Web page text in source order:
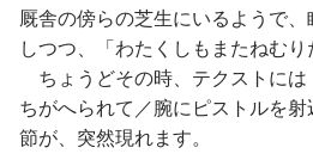
厩舎の傍らの芝生にいるようで
しつつ、「わたくしもまたねむり
ちょうどその時、テクストに
ちがへられて／腕にピストルを
節が、突然現れます。